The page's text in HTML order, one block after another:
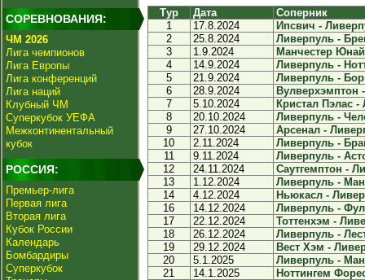
СОРЕВНОВАНИЯ:
ЧМ 2026
Лига чемпионов
Лига Европы
Лига конференций
Лига наций
Клубный ЧМ
Суперкубок УЕФА
Межконтинентальный
кубок
РОССИЯ:
Премьер-лига
Первая лига
Вторая лига
Кубок России
Календарь
Бомбардиры
Суперкубок
Тур Дата
Соперник
1
17.8.2024
Ипсвич -
2
25.8.2024
Ливерпуль -
3
1.9.2024
Манчестер
4
14.9.2024
Ливерпуль -
5
21.9.2024
Ливерпуль -
6
28.9.2024
Вулверхэмптон
7
5.10.2024
Кристал Пэлас
8
20.10.2024
Ливерпуль -
9
27.10.2024
Арсенал -
10
2.11.2024
Ливерпуль -
11
9.11.2024
Ливерпуль -
12
24.11.2024
Саутгемптон -
13
1.12.2024
Ливерпуль -
14
4.12.2024
Ньюкасл -
16
14.12.2024
Ливерпуль -
17
22.12.2024
Тоттенхэм -
18
26.12.2024
Ливерпуль -
19
29.12.2024
Вест Хэм -
20
5.1.2025
Ливерпуль -
21
14.1.2025
Ноттингем